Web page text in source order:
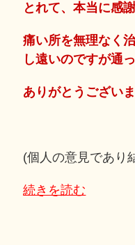
とれて、本当に感
痛い所を無理なく
し遠いのですが通
ありがとうございま
(個人の意見であり
続きを読む